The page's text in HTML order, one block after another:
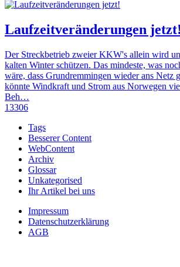
Laufzeitveränderungen jetzt!
Der Streckbetrieb zweier KKW's allein wird
kalten Winter schützen. Das mindeste, was
wäre, dass Grundremmingen wieder ans Netz
könnte Windkraft und Strom aus Norwegen
Beh…
13306
Tags
Besserer Content
WebContent
Archiv
Glossar
Unkategorised
Ihr Artikel bei uns
Impressum
Datenschutzerklärung
AGB